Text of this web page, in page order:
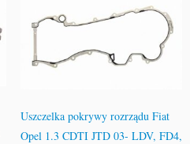
Uszczelka pokrywy rozrządu Fiat
Opel 1.3 CDTI JTD 03- LDV, FD4,